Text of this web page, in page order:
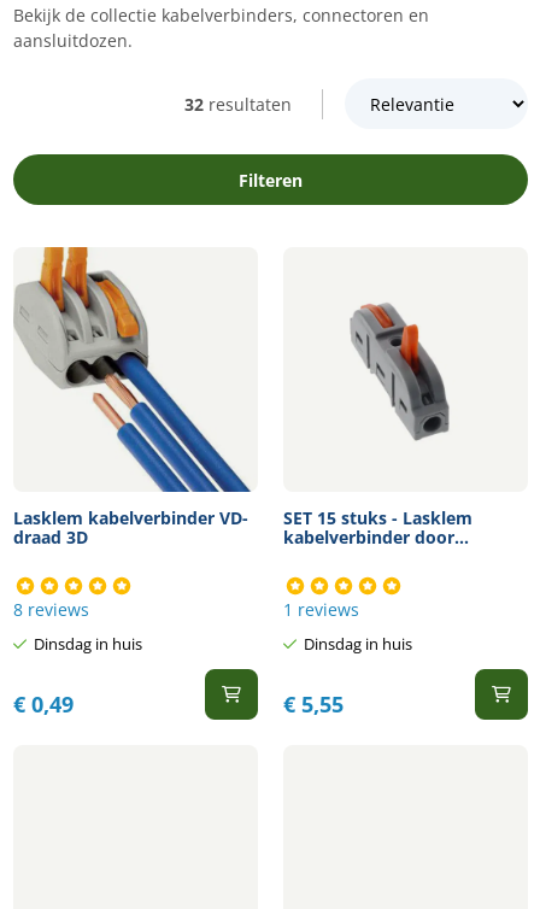
Bekijk de collectie kabelverbinders, connectoren en
aansluitdozen.
32 resultaten
Filteren
Lasklem kabelverbinder VD-
draad 3D
8 reviews
Dinsdag in huis
€0,49
SET 15 stuks - Lasklem
kabelverbinder door...
1 reviews
Dinsdag in huis
€5,55